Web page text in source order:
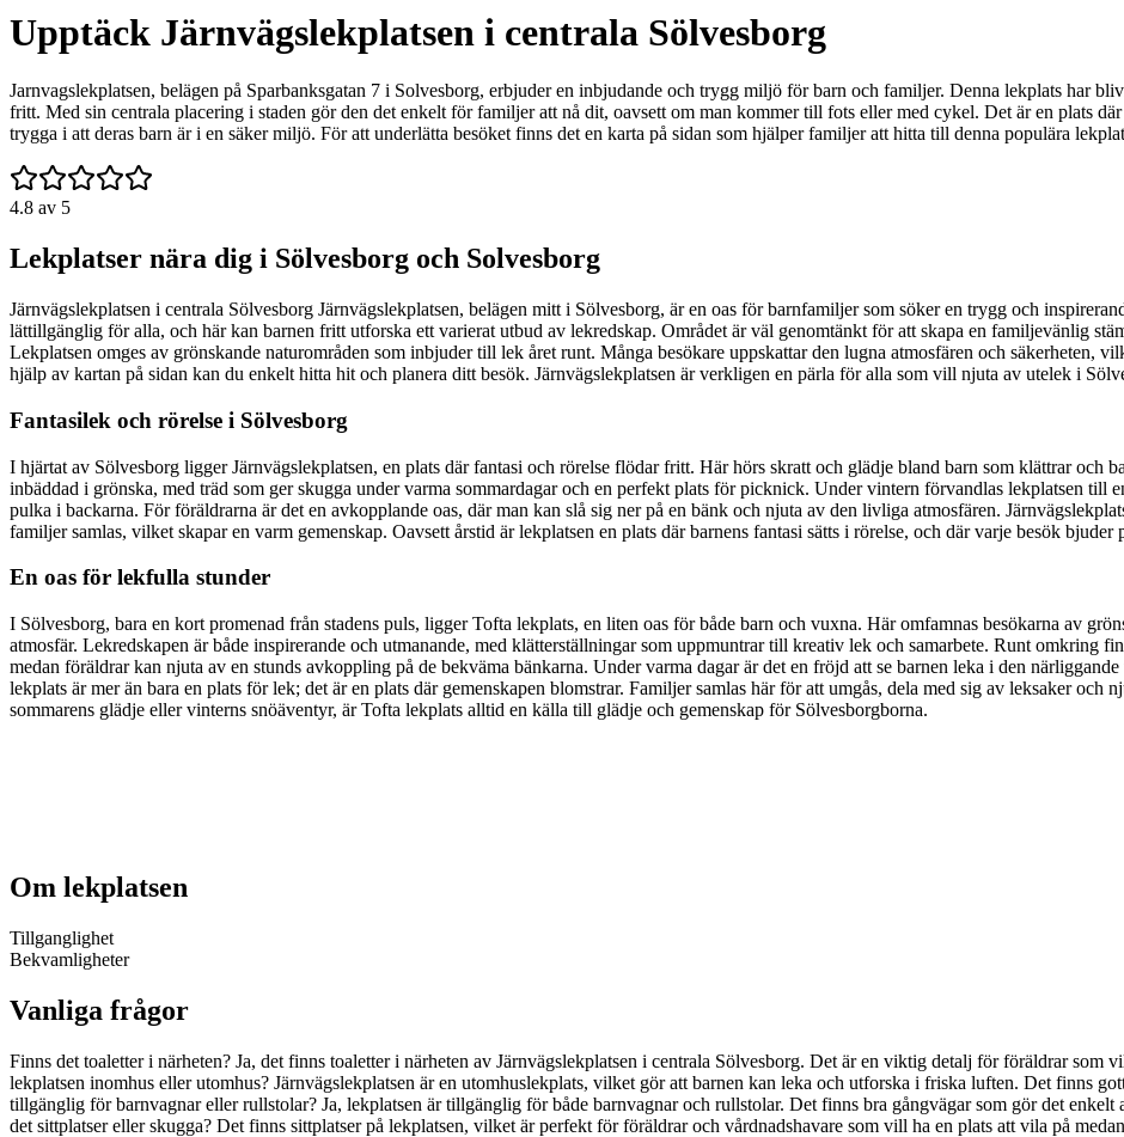
Upptäck Järnvägslekplatsen i centrala Sölvesborg
Jarnvagslekplatsen, belägen på Sparbanksgatan 7 i Solvesborg, erbjuder en inbjudande och trygg miljö för barn och familjer. Denna lekplats har
fritt. Med sin centrala placering i staden gör den det enkelt för familjer att nå dit, oavsett om man kommer till fots eller med cykel. Det är en plats
trygga i att deras barn är i en säker miljö. För att underlätta besöket finns det en karta på sidan som hjälper familjer att hitta till denna populära
4.8 av 5
Lekplatser nära dig i Sölvesborg och Solvesborg
Järnvägslekplatsen i centrala Sölvesborg Järnvägslekplatsen, belägen mitt i Sölvesborg, är en oas för barnfamiljer som söker en trygg och
lättillgänglig för alla, och här kan barnen fritt utforska ett varierat utbud av lekredskap. Området är väl genomtänkt för att skapa en familjevänlig
Lekplatsen omges av grönskande naturområden som inbjuder till lek året runt. Många besökare uppskattar den lugna atmosfären och säkerheten,
hjälp av kartan på sidan kan du enkelt hitta hit och planera ditt besök. Järnvägslekplatsen är verkligen en pärla för alla som vill njuta av utelek i
Fantasilek och rörelse i Sölvesborg
I hjärtat av Sölvesborg ligger Järnvägslekplatsen, en plats där fantasi och rörelse flödar fritt. Här hörs skratt och glädje bland barn som klättrar och
inbäddad i grönska, med träd som ger skugga under varma sommardagar och en perfekt plats för picknick. Under vintern förvandlas lekplatsen till
pulka i backarna. För föräldrarna är det en avkopplande oas, där man kan slå sig ner på en bänk och njuta av den livliga atmosfären.
familjer samlas, vilket skapar en varm gemenskap. Oavsett årstid är lekplatsen en plats där barnens fantasi sätts i rörelse, och där varje besök bjuder
En oas för lekfulla stunder
I Sölvesborg, bara en kort promenad från stadens puls, ligger Tofta lekplats, en liten oas för både barn och vuxna. Här omfamnas besökarna av
atmosfär. Lekredskapen är både inspirerande och utmanande, med klätterställningar som uppmuntrar till kreativ lek och samarbete. Runt omkring
medan föräldrar kan njuta av en stunds avkoppling på de bekväma bänkarna. Under varma dagar är det en fröjd att se barnen leka i den
lekplats är mer än bara en plats för lek; det är en plats där gemenskapen blomstrar. Familjer samlas här för att umgås, dela med sig av leksaker och
sommarens glädje eller vinterns snöäventyr, är Tofta lekplats alltid en källa till glädje och gemenskap för Sölvesborgborna.
Om lekplatsen
Tillganglighet
Bekvamligheter
Vanliga frågor
Finns det toaletter i närheten? Ja, det finns toaletter i närheten av Järnvägslekplatsen i centrala Sölvesborg. Det är en viktig detalj för föräldrar som
lekplatsen inomhus eller utomhus? Järnvägslekplatsen är en utomhuslekplats, vilket gör att barnen kan leka och utforska i friska luften. Det finns
tillgänglig för barnvagnar eller rullstolar? Ja, lekplatsen är tillgänglig för både barnvagnar och rullstolar. Det finns bra gångvägar som gör det
det sittplatser eller skugga? Det finns sittplatser på lekplatsen, vilket är perfekt för föräldrar och vårdnadshavare som vill ha en plats att vila på